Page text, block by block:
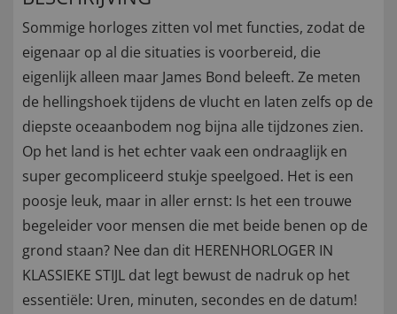
Sommige horloges zitten vol met functies, zodat de
eigenaar op al die situaties is voorbereid, die
eigenlijk alleen maar James Bond beleeft. Ze meten
de hellingshoek tijdens de vlucht en laten zelfs op de
diepste oceaanbodem nog bijna alle tijdzones zien.
Op het land is het echter vaak een ondraaglijk en
super gecompliceerd stukje speelgoed. Het is een
poosje leuk, maar in aller ernst: Is het een trouwe
begeleider voor mensen die met beide benen op de
grond staan? Nee dan dit HERENHORLOGER IN
KLASSIEKE STIJL dat legt bewust de nadruk op het
essentiële: Uren, minuten, secondes en de datum!